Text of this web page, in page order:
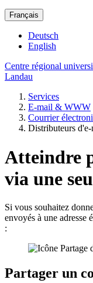
Français
Deutsch
English
Centre régional
Landau
Services
E-mail & WWW
Courrier
Distributeurs
Atteindre
via une
Si vous souhaitez
envoyés à une adresse
:
Partager un